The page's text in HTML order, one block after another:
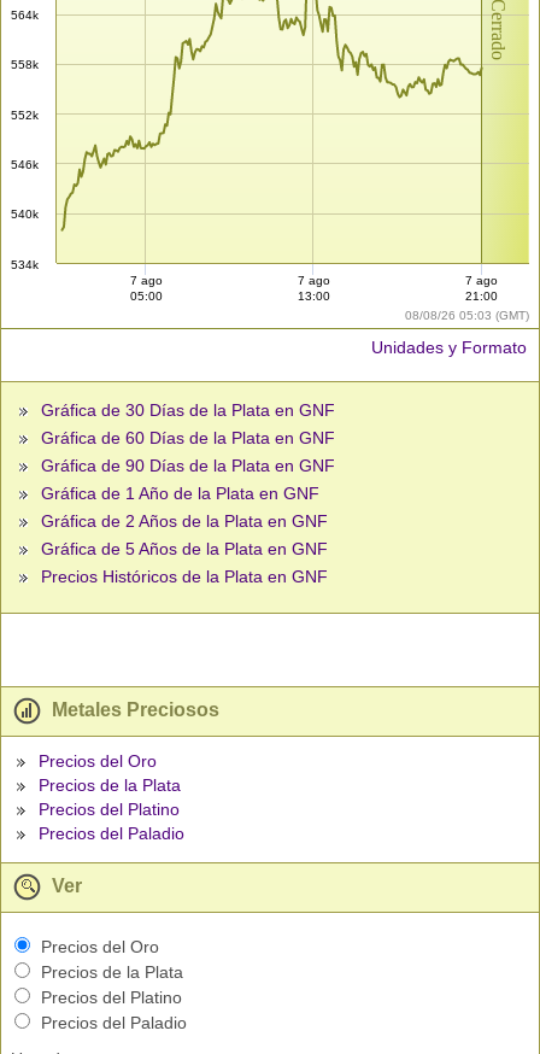
08/08/26 05:03 (GMT)
534k
540k
546k
552k
558k
564k
7 ago
05:00
7 ago
13:00
7 ago
21:00
Unidades y Formato
Gráfica de 30 Días de la Plata en GNF
Gráfica de 60 Días de la Plata en GNF
Gráfica de 90 Días de la Plata en GNF
Gráfica de 1 Año de la Plata en GNF
Gráfica de 2 Años de la Plata en GNF
Gráfica de 5 Años de la Plata en GNF
Precios Históricos de la Plata en GNF
Metales Preciosos
Precios del Oro
Precios de la Plata
Precios del Platino
Precios del Paladio
Ver
Precios del Oro
Precios de la Plata
Precios del Platino
Precios del Paladio